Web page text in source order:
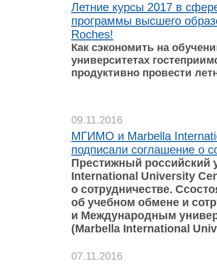
Летние курсы 2017 в
программы высшего
Roches!
Как сэкономить на
университетах
продуктивно провести
09.11.2016
МГИМО и Marbella
подписали соглашение о
Престижный российский
International University
о сотрудничестве.
об учебном обмене и
и Международным
(Marbella International
07.11.2016